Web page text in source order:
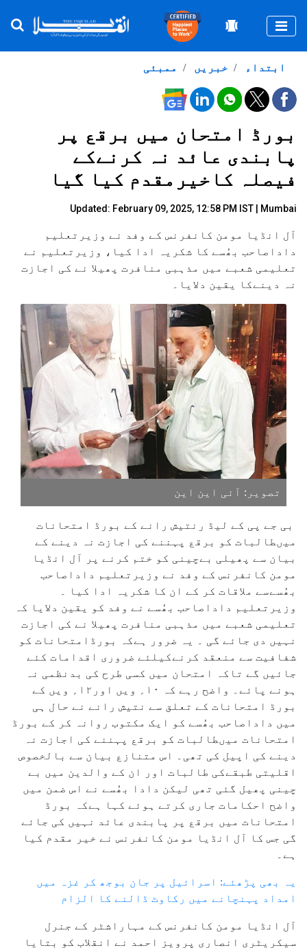
ممبئی خبریں ابتداء
بورڈ امتحان میں برقع پر
پابندی عائد نہ کرنےکے
فیصلہ کاخیرمقدم کیا گیا
Updated: February 09, 2025, 12:58 PM IST | Mumbai
آل انڈیا مومن کانفرنس کے وفد نے وزیرتعلیم
داداصاحب بھُسے کا شکریہ ادا کیا، وزیرتعلیم نے
تعلیمی شعبے میں مذہبی منافرت پھیلا نے کی اجازت
نہ دینےکا یقین دلایا۔
تصویر: آئی این این
بی جے پی کے لیڈ رنتیش رانے کے بورڈ امتحانات
میںطالبات کو برقع پہننے کی اجازت نہ دینے کے
بیان سے پھیلی بےچینی کو ختم کرنے پر آل انڈیا
مومن کانفرنس کے وفد نے وزیرتعلیم داداصاحب
بھُسےسے ملاقات کر کے ان کا شکریہ ادا کیا ۔
وزیرتعلیم داداصاحب بھُسے نے وفد کو یقین دلایا کہ
تعلیمی شعبے میں مذہبی منافرت پھیلا نے کی اجازت
نہیں دی جائے گی ۔ یہ ضرور ہےکہ بورڈامتحانات کو
شفافیت سے منعقد کرنےکیلئے ضروری اقدامات کئے
جائیں گے تاکہ امتحان میں کسی طرح کی بدنظمی نہ
ہونے پائے۔ واضح رہے کہ ۱۰؍ ویں اور۱۲؍ ویں کے
بورڈ امتحانات کے تعلق سے نتیش رانے نے حال ہی
میں داداصاحب بھُسے کو ایک مکتوب روانہ کر کے بورڈ
امتحانات میںطالبات کو برقع پہننے کی اجازت نہ
دینے کی اپیل کی تھی۔ اس متنازع بیان سے بالخصوص
اقلیتی طبقےکی طالبات اور ان کے والدین میں بے
چینی پھیل گئی تھی لیکن دادا بھُسے نے اس ضمن میں
واضح احکامات جاری کرتے ہوئے کہا ہےکہ بورڈ
امتحانات میں برقع پر پابندی عائد نہیں کی جائے
گی جس کا آل انڈیا مومن کانفرنس نے خیر مقدم کیا
ہے۔
یہ بھی پڑھئے: اسرائیل پر جان بوجھ کر غزہ میں
امداد پہنچانے میں رکاوٹ ڈالنے کا الزام
آل انڈیا مومن کانفرنس کے مہاراشٹر کے جنرل
سیکریٹری انصاری پرویز احمد نے انقلاب کو بتایا